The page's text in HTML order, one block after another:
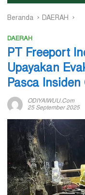
Beranda DAERAH
DAERAH
PT Freeport
Upayakan
Pasca
ODIYAIWUU.com
25 September 2025